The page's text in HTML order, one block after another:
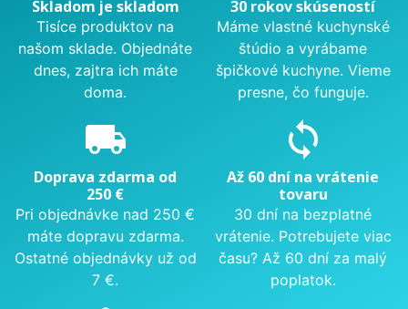
Skladom je skladom
Tisíce produktov na
našom sklade. Objednáte
dnes, zajtra ich máte
doma.
30 rokov skúseností
Máme vlastné kuchynské
štúdio a vyrábame
špičkové kuchyne. Vieme
presne, čo funguje.
local_shipping
Doprava zdarma od
250 €
Pri objednávke nad 250 €
máte dopravu zdarma.
Ostatné objednávky už od
7 €.
sync
Až 60 dní na vrátenie
tovaru
30 dní na bezplatné
vrátenie. Potrebujete viac
času? Až 60 dní za malý
poplatok.